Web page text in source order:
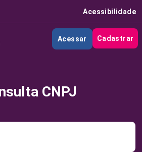
Acessibilidade
Acessar Cadastrar
CNPJ